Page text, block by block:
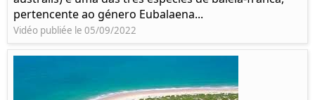
pertencente ao género Eubalaena...
Vidéo publiée le 05/09/2022